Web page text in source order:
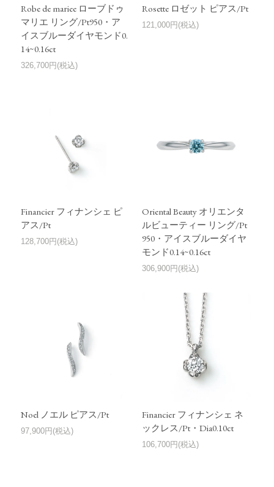
Robe de mariee ローブドゥ
マリエ リング/Pt950・ア
イスブルーダイヤモンド0.
14~0.16ct
326,700円(税込)
Rosette ロゼット ピアス/Pt
121,000円(税込)
Financier フィナンシェ ピ
アス/Pt
128,700円(税込)
Oriental Beauty オリエンタ
ルビューティー リング/Pt
950・アイスブルーダイヤ
モンド0.14~0.16ct
306,900円(税込)
Noel ノエル ピアス/Pt
97,900円(税込)
Financier フィナンシェ ネ
ックレス/Pt・Dia0.10ct
106,700円(税込)